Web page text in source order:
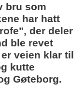
bru som
har hatt
der deler
ble revet
veien klar til
kutte
Gøteborg.